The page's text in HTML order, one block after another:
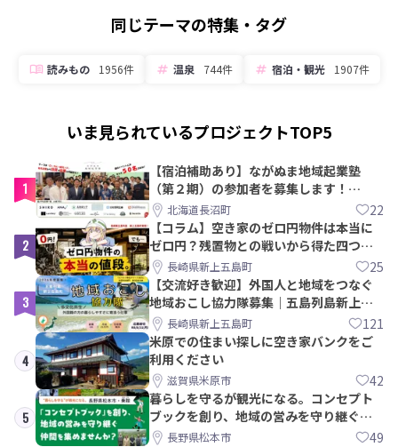
同じテーマの特集・タグ
読みもの 1956件 温泉 744件 宿泊・観光 1907件
いま見られているプロジェクトTOP5
1
【宿泊補助あり】ながぬま地域起業塾
（第２期）の参加者を募集します！
【8/21〆】
北海道長沼町 22
2
【コラム】空き家のゼロ円物件は本当に
ゼロ円？残置物との戦いから得た四つの
教訓｜新上五島町
長崎県新上五島町 25
3
【交流好き歓迎】外国人と地域をつなぐ
地域おこし協力隊募集｜五島列島新上五
島町長崎県新上五島町 121
4
米原での住まい探しに空き家バンクをご
利用ください
滋賀県米原市 42
5
暮らしを守るが観光になる。コンセプト
ブックを創り、地域の営みを守り継ぐ仲
間を集めませんか？
長野県松本市 49